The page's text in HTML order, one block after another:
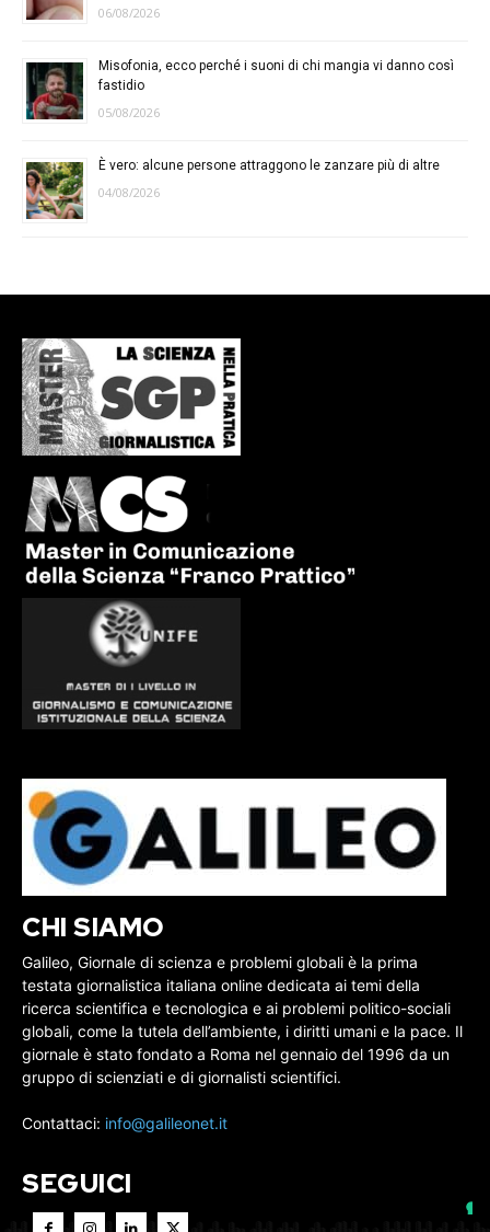
06/08/2026
Misofonia, ecco perché i suoni di chi mangia vi danno così
fastidio
05/08/2026
È vero: alcune persone attraggono le zanzare più di altre
04/08/2026
CHI SIAMO
Galileo, Giornale di scienza e problemi globali è la prima
testata giornalistica italiana online dedicata ai temi della
ricerca scientifica e tecnologica e ai problemi politico-sociali
globali, come la tutela dell’ambiente, i diritti umani e la pace. Il
giornale è stato fondato a Roma nel gennaio del 1996 da un
gruppo di scienziati e di giornalisti scientifici.
Contattaci: info@galileonet.it
SEGUICI